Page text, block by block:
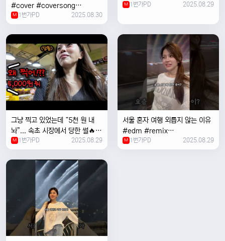
#cover #coversong
#singer #서울 #노을 #한국 #
한강
M 1번가PD 2025.08.30
M 1번가PD 2025.08.29
그냥 찍고 있었는데 “5천 원 내
놔”... 속초 시장에서 당한 썰🔥
M 1번가PD 2025.08.29
서울 혼자 여행 외릅지 않는 이유
#edm #remix
#electronicmusic #singer
#newmusic #music #여행
M 1번가PD 2025.08.29